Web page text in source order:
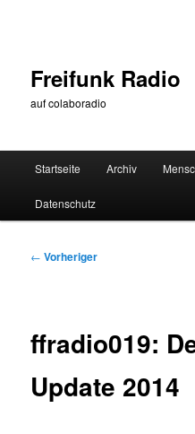
Freifunk Radio
auf colaboradio
Startseite Archiv
Datenschutz
Beitragsnavigation
← Vorheriger
ffradio019:
Update 2014